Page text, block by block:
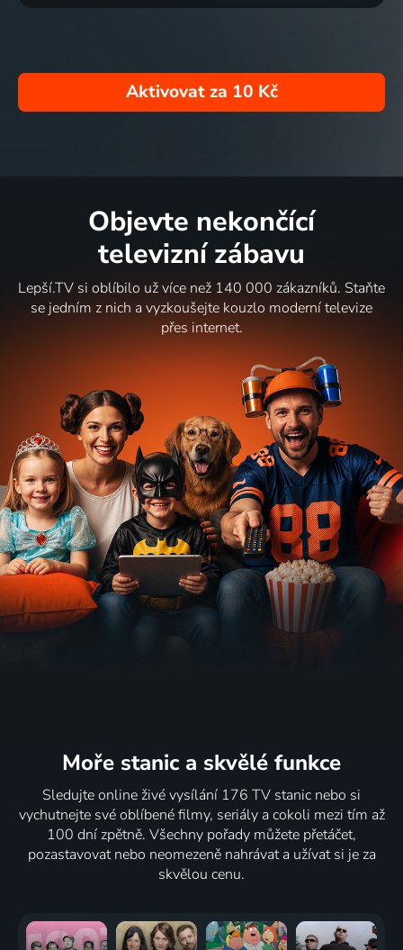
Aktivovat za 10 Kč
Objevte nekončící
televizní zábavu
Lepší.TV si oblíbilo už více než 140 000 zákazníků. Staňte
se jedním z nich a vyzkoušejte kouzlo moderní televize
přes internet.
Moře stanic a skvělé funkce
Sledujte online živé vysílání 176 TV stanic nebo si
vychutnejte své oblíbené filmy, seriály a cokoli mezi tím až
100 dní zpětně. Všechny pořady můžete přetáčet,
pozastavovat nebo neomezeně nahrávat a užívat si je za
skvělou cenu.